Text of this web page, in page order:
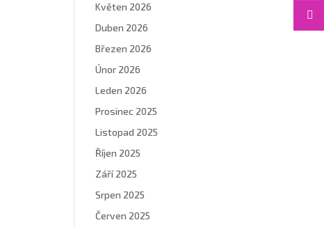

Květen 2026
Duben 2026
Březen 2026
Únor 2026
Leden 2026
Prosinec 2025
Listopad 2025
Říjen 2025
Září 2025
Srpen 2025
Červen 2025